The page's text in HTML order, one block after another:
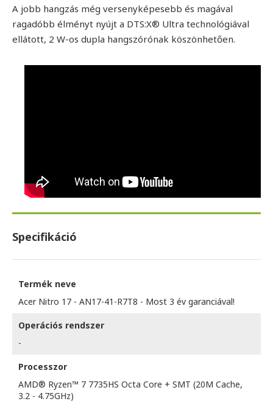
A jobb hangzás még versenyképesebb és magával
ragadóbb élményt nyújt a DTS:X® Ultra technológiával
ellátott, 2 W-os dupla hangszórónak köszönhetően.
Specifikáció
Termék neve
Acer Nitro 17 - AN17-41-R7T8 - Most 3 év garanciával!
Operációs rendszer
-
Processzor
AMD® Ryzen™ 7 7735HS Octa Core + SMT (20M Cache,
3.2 - 4.75GHz)